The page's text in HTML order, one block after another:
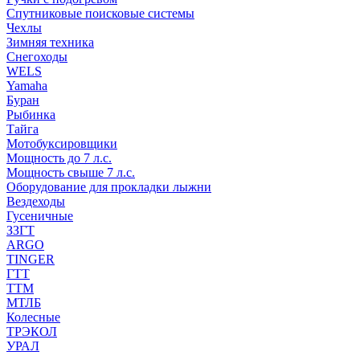
Спутниковые поисковые системы
Чехлы
Зимняя техника
Снегоходы
WELS
Yamaha
Буран
Рыбинка
Тайга
Мотобуксировщики
Мощность до 7 л.с.
Мощность свыше 7 л.с.
Оборудование для прокладки лыжни
Вездеходы
Гусеничные
ЗЗГТ
ARGO
TINGER
ГТТ
ТТМ
МТЛБ
Колесные
ТРЭКОЛ
УРАЛ